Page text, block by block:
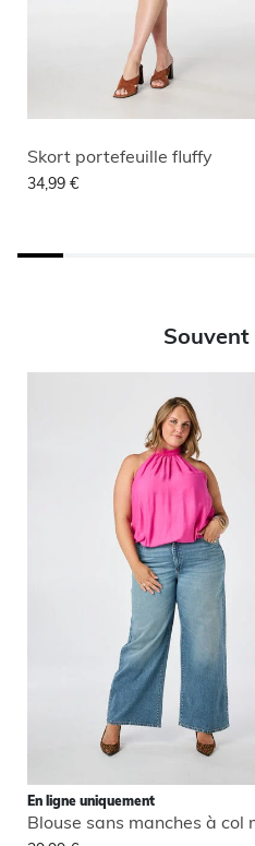
Skort portefeuille fluffy
34,99 €
Souvent
En ligne uniquement